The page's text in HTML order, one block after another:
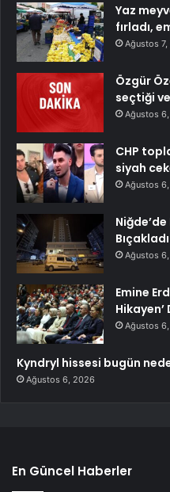
Yaz
fırladı,
Ağustos
Özgür
seçtiği
Ağustos
CHP
siyah
Ağustos
Bıçakladı
Ağustos
Emine
Ağustos
Kyndryl hissesi bugün
Ağustos 6, 2026
En Güncel Haberler